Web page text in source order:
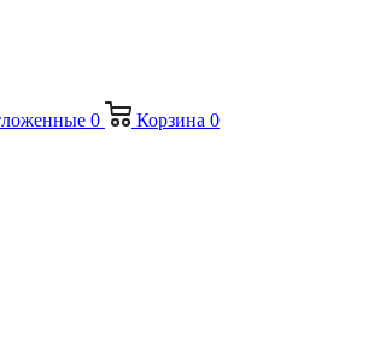
0 Корзина 0